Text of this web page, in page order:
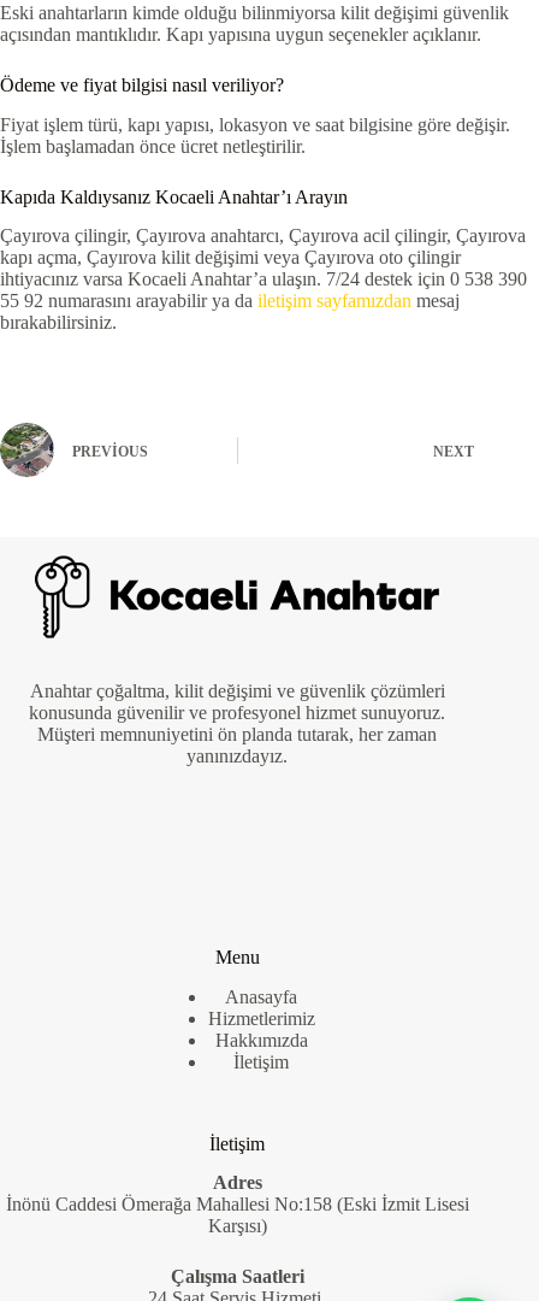
Eski anahtarların kimde olduğu bilinmiyorsa kilit değişimi güvenlik
açısından mantıklıdır. Kapı yapısına uygun seçenekler açıklanır.
Ödeme ve fiyat bilgisi nasıl veriliyor?
Fiyat işlem türü, kapı yapısı, lokasyon ve saat bilgisine göre değişir.
İşlem başlamadan önce ücret netleştirilir.
Kapıda Kaldıysanız Kocaeli Anahtar’ı Arayın
Çayırova çilingir, Çayırova anahtarcı, Çayırova acil çilingir, Çayırova
kapı açma, Çayırova kilit değişimi veya Çayırova oto çilingir
ihtiyacınız varsa Kocaeli Anahtar’a ulaşın. 7/24 destek için 0 538 390
55 92 numarasını arayabilir ya da iletişim sayfamızdan mesaj
bırakabilirsiniz.
PREVIOUS NEXT
Anahtar çoğaltma, kilit değişimi ve güvenlik çözümleri
konusunda güvenilir ve profesyonel hizmet sunuyoruz.
Müşteri memnuniyetini ön planda tutarak, her zaman
yanınızdayız.
Menu
Anasayfa
Hizmetlerimiz
Hakkımızda
İletişim
İletişim
Adres
İnönü Caddesi Ömerağa Mahallesi No:158 (Eski İzmit Lisesi
Karşısı)
Çalışma Saatleri